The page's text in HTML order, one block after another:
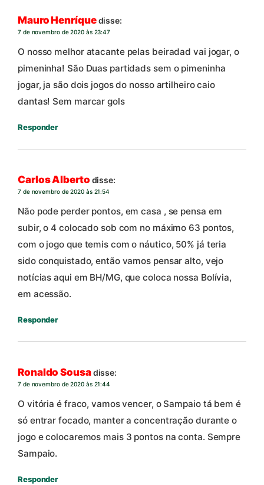
Mauro Henríquedisse:
7 de novembro de 2020 às 23:47
O nosso melhor atacante pelas beiradad vai jogar, o
pimeninha! São Duas partidads sem o pimeninha
jogar, ja são dois jogos do nosso artilheiro caio
dantas! Sem marcar gols
Responder
Carlos Alberto disse:
7 de novembro de 2020 às 21:54
Não pode perder pontos, em casa , se pensa em
subir, o 4 colocado sob com no máximo 63 pontos,
com o jogo que temis com o náutico, 50% já teria
sido conquistado, então vamos pensar alto, vejo
notícias aqui em BH/MG, que coloca nossa Bolívia,
em acessão.
Responder
Ronaldo Sousadisse:
7 de novembro de 2020 às 21:44
O vitória é fraco, vamos vencer, o Sampaio tá bem é
só entrar focado, manter a concentração durante o
jogo e colocaremos mais 3 pontos na conta. Sempre
Sampaio.
Responder